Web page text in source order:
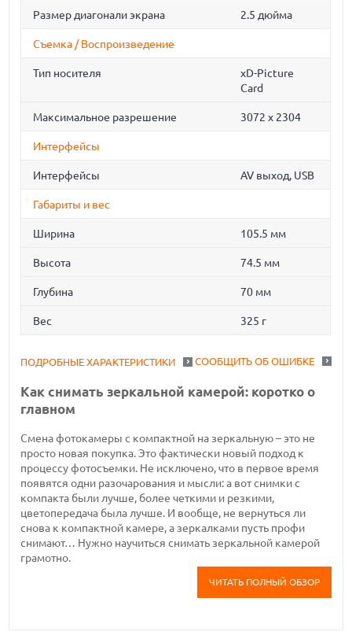
Размер диагонали экрана 2.5 дюйма
Съемка / Воспроизведение
Тип носителя
xD-Picture
Card
Максимальное разрешение 3072 x 2304
Интерфейсы
Интерфейсы AV выход, USB
Габариты и вес
Ширина 105.5 мм
Высота 74.5 мм
Глубина 70 мм
Вес 325 г
СООБЩИТЬ ОБ ОШИБКЕ
ПОДРОБНЫЕ ХАРАКТЕРИСТИКИ
Как снимать зеркальной камерой: коротко о
главном
Смена фотокамеры с компактной на зеркальную – это не
просто новая покупка. Это фактически новый подход к
процессу фотосъемки. Не исключено, что в первое время
появятся одни разочарования и мысли: а вот снимки с
компакта были лучше, более четкими и резкими,
цветопередача была лучше. И вообще, не вернуться ли
снова к компактной камере, а зеркалками пусть профи
снимают… Нужно научиться снимать зеркальной камерой
грамотно.
ЧИТАТЬ ПОЛНЫЙ ОБЗОР